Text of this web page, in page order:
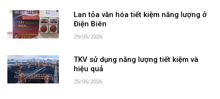
Lan tỏa văn hóa tiết kiệm năng lượng ở
Điện Biên
29/05/2026
TKV sử dụng năng lượng tiết kiệm và
hiệu quả
25/05/2026